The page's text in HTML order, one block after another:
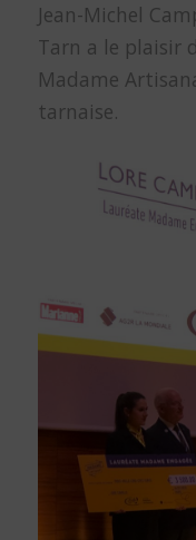
Jean-Michel
Tarn a le plaisir
Madame
tarnaise.